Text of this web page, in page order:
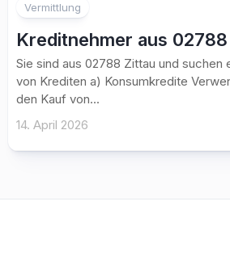
Vermittlung
Kreditnehmer aus
Sie sind aus 02788 Zittau und suchen
von Krediten a) Konsumkredite
den Kauf von...
14. April 2026